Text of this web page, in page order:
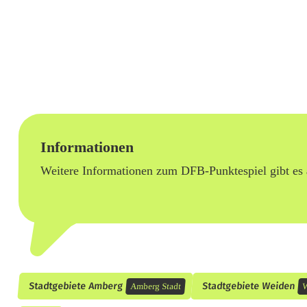
G
e
a
a
Informationen
Weitere Informationen zum DFB-Punktespiel gibt es
Stadtgebiete Amberg Amberg Stadt Stadtgebiete Weiden